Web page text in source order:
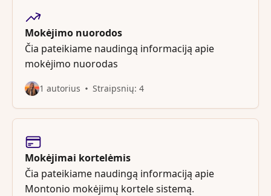
Mokėjimo nuorodos
Čia pateikiame naudingą informaciją apie
mokėjimo nuorodas
1 autorius Straipsnių: 4
Mokėjimai kortelėmis
Čia pateikiame naudingą informaciją apie
Montonio mokėjimų kortele sistemą.